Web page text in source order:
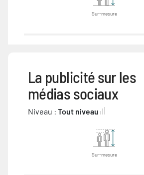
Sur-mesure
La publicité sur les
médias sociaux
Niveau : Tout niveau
Sur-mesure